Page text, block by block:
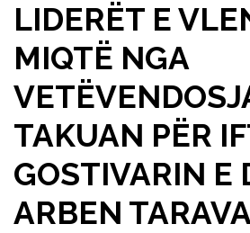
LIDERËT E
MIQTË NGA
TAKUAN PËR
GOSTIVARIN E
ARBEN